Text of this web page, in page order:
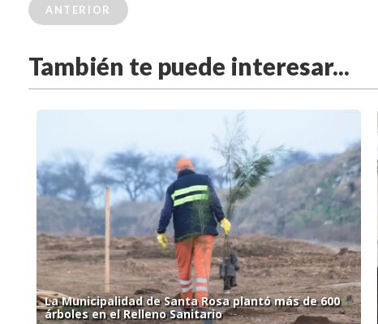
ANTERIOR
También te puede interesar...
La Municipalidad de Santa Rosa plantó más de 600
árboles en el Relleno Sanitario